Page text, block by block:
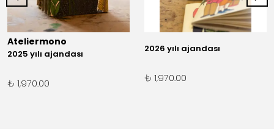
Ateliermono
2025 yılı ajandası
₺ 1,970.00
2026 yılı ajandası
₺ 1,970.00